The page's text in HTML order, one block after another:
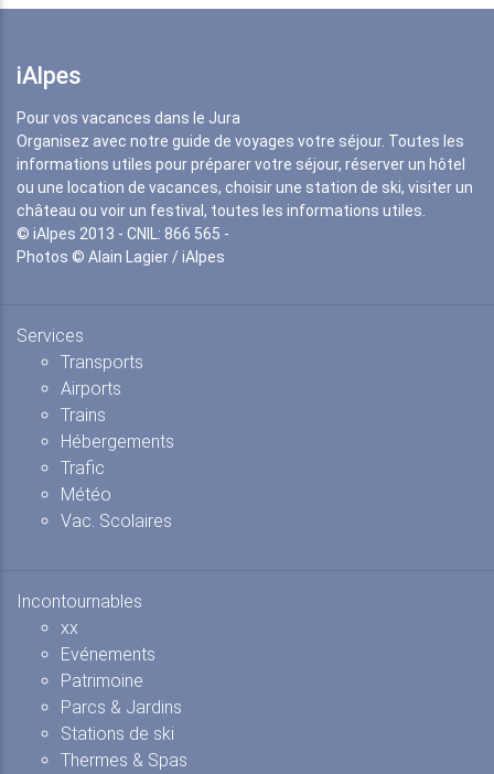
iAlpes
Pour vos vacances dans le Jura
Organisez avec notre guide de voyages votre séjour. Toutes les
informations utiles pour préparer votre séjour, réserver un hôtel
ou une location de vacances, choisir une station de ski, visiter un
château ou voir un festival, toutes les informations utiles.
© iAlpes 2013 - CNIL: 866 565 -
Photos © Alain Lagier / iAlpes
Services
Transports
Airports
Trains
Hébergements
Trafic
Météo
Vac. Scolaires
Incontournables
xx
Evénements
Patrimoine
Parcs & Jardins
Stations de ski
Thermes & Spas